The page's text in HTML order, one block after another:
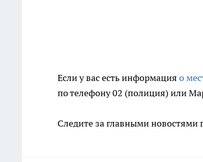
Если у вас есть информация о
по телефону 02 (полиция) или
Следите за главными новостями